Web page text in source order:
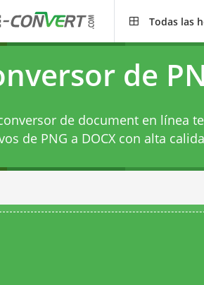
Todas las
de
de document en línea
de PNG a DOCX con alta